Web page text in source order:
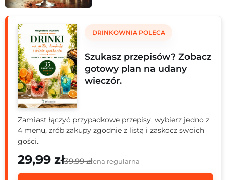
przepis, który pozwoli Ci cieszyć się tym wyjątkowym
drinkiem w zaciszu domu!
DRINKOWNIA POLECA
Szukasz przepisów? Zobacz
gotowy plan na udany
wieczór.
Zamiast łączyć przypadkowe przepisy, wybierz jedno z
4 menu, zrób zakupy zgodnie z listą i zaskocz swoich
gości.
29,99 zł39,99 złcena regularna